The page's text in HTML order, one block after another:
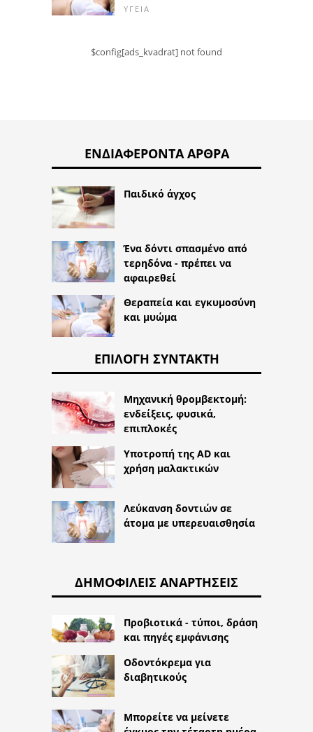
ΥΓΕΊΑ
$config[ads_kvadrat] not found
ΕΝΔΙΑΦΈΡΟΝΤΑ ΆΡΘΡΑ
Παιδικό άγχος
Ένα δόντι σπασμένο από
τερηδόνα - πρέπει να
αφαιρεθεί
Θεραπεία και εγκυμοσύνη
και μυώμα
ΕΠΙΛΟΓΉ ΣΥΝΤΆΚΤΗ
Μηχανική θρομβεκτομή:
ενδείξεις, φυσικά,
επιπλοκές
Υποτροπή της AD και
χρήση μαλακτικών
Λεύκανση δοντιών σε
άτομα με υπερευαισθησία
ΔΗΜΟΦΙΛΕΊΣ ΑΝΑΡΤΉΣΕΙΣ
Προβιοτικά - τύποι, δράση
και πηγές εμφάνισης
Οδοντόκρεμα για
διαβητικούς
Μπορείτε να μείνετε